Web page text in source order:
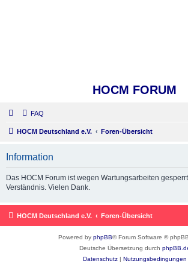
HOCM FORUM
FAQ
HOCM Deutschland e.V. Foren-Übersicht
Information
Das HOCM Forum ist wegen Wartungsarbeiten
Verständnis. Vielen Dank.
HOCM Deutschland e.V. Foren-Übersicht
Powered by phpBB® Forum Software ©
Deutsche Übersetzung durch
Datenschutz| Nutzungsbedingungen